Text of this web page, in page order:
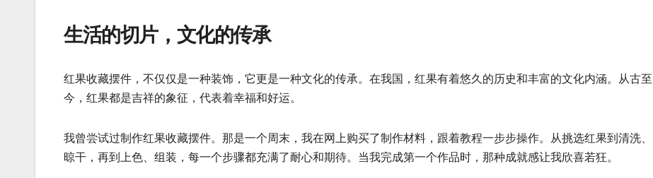
生活的切片，文化的传承
红果收藏摆件，不仅仅是一种装饰，它更是一种文化的传承。在我国，红果有着悠久的历史和丰富的文化内涵。从古至
今，红果都是吉祥的象征，代表着幸福和好运。
我曾尝试过制作红果收藏摆件。那是一个周末，我在网上购买了制作材料，跟着教程一步步操作。从挑选红果到清洗、
晾干，再到上色、组装，每一个步骤都充满了耐心和期待。当我完成第一个作品时，那种成就感让我欣喜若狂。